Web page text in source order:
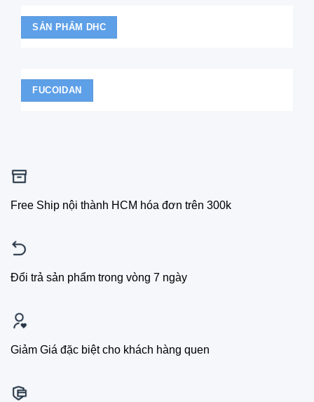
SẢN PHẨM DHC
FUCOIDAN
Free Ship nội thành HCM hóa đơn trên 300k
Đổi trả sản phẩm trong vòng 7 ngày
Giảm Giá đặc biệt cho khách hàng quen